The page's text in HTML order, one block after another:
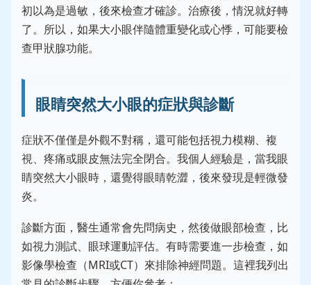
初以為是過敏，後來檢查才確診。治療後，情況就好轉
了。所以，如果大小眼伴隨體重變化或心悸，可能要檢
查甲狀腺功能。
眼睛突然大小眼的症狀與診斷
症狀不僅僅是外觀不對稱，還可能包括視力模糊、複
視、疼痛或眼皮無法完全閉合。我個人經驗是，當我眼
睛突然大小眼時，還覺得眼睛乾澀，後來發現是輕微發
炎。
診斷方面，醫生通常會先問病史，然後做眼部檢查，比
如視力測試、眼球運動評估。有時需要進一步檢查，如
影像學檢查（MRI或CT）來排除神經問題。這裡我列出